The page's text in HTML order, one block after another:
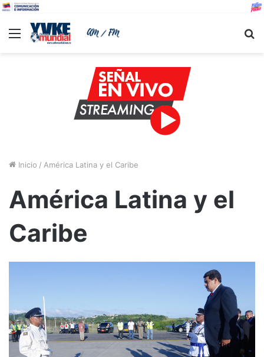
Menu
Inicio / América Latina y el Caribe
América Latina y el
Caribe